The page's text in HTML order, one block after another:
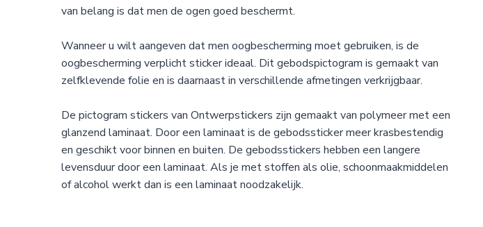
van belang is dat men de ogen goed beschermt.
Wanneer u wilt aangeven dat men oogbescherming moet gebruiken, is de
oogbescherming verplicht sticker ideaal. Dit gebodspictogram is gemaakt van
zelfklevende folie en is daarnaast in verschillende afmetingen verkrijgbaar.
De pictogram stickers van Ontwerpstickers zijn gemaakt van polymeer met een
glanzend laminaat. Door een laminaat is de gebodssticker meer krasbestendig
en geschikt voor binnen en buiten. De gebodsstickers hebben een langere
levensduur door een laminaat. Als je met stoffen als olie, schoonmaakmiddelen
of alcohol werkt dan is een laminaat noodzakelijk.